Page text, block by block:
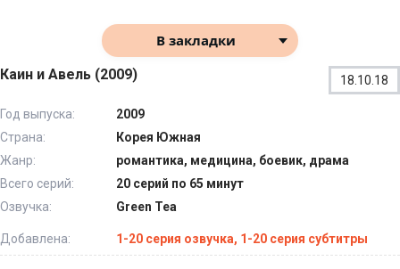
В закладки
Каин и Авель (2009) 18.10.18
Год выпуска:
2009
Страна:
Корея Южная
Жанр:
романтика, медицина, боевик, драма
Всего серий:
20 серий по 65 минут
Озвучка:
Green Tea
Добавлена: 1-20 серия озвучка, 1-20 серия субтитры